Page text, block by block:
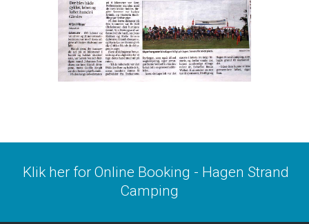
Klik her for Online Booking - Hagen Strand
Camping